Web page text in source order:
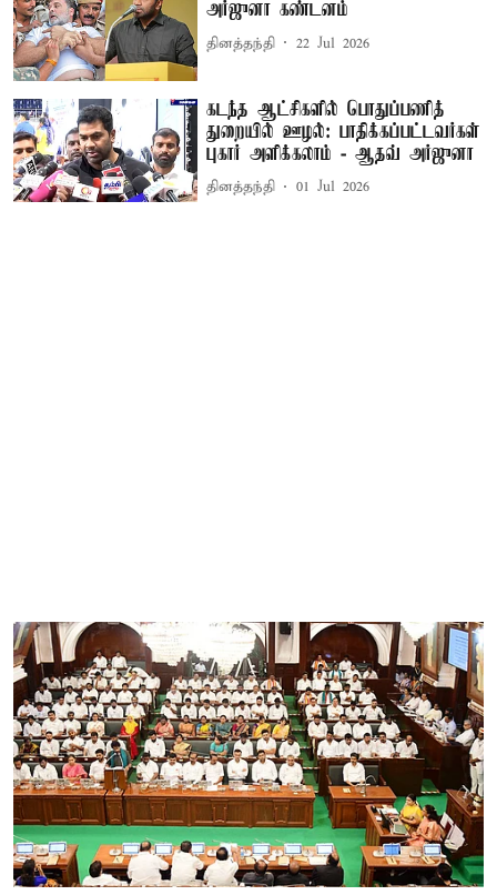
அர்ஜுனா கண்டனம்
தினத்தந்தி 22 Jul 2026
கடந்த ஆட்சிகளில் பொதுப்பணித்
துறையில் ஊழல்: பாதிக்கப்பட்டவர்கள்
புகார் அளிக்கலாம் - ஆதவ் அர்ஜுனா
தினத்தந்தி 01 Jul 2026